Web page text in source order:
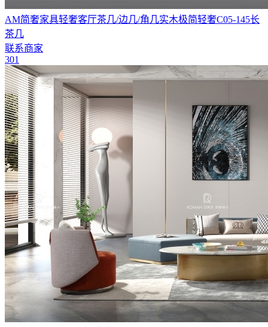
AM简奢家具轻奢客厅茶几/边几/角几实木极简轻奢C05-145长
茶几
联系商家
301